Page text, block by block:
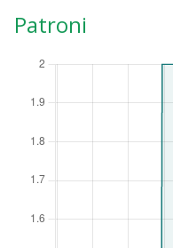
Patroni